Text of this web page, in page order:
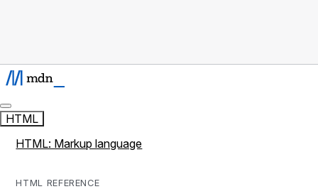
HTML
HTML: Markup language
HTML REFERENCE